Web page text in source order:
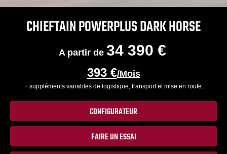
CHIEFTAIN POWERPLUS DARK HORSE
A partir de 34 390 €
393 €/Mois
+ suppléments variables de logistique, transport et mise en route.
CONFIGURATEUR
FAIRE UN ESSAI